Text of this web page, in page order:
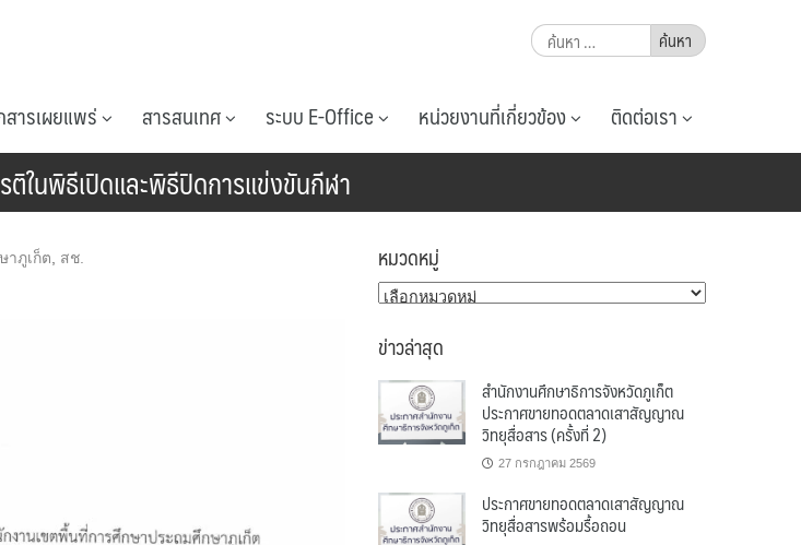
ค้นหา
สำหรับ:
สารเผยแพร่ สารสนเทศ ระบบ E-Office หน่วยงานที่เกี่ยวข้อง ติดต่อเรา
ติในพิธีเปิดและพิธีปิดการแข่งขันกีฬา
าภูเก็ต สช. หมวดหมู่
หมวด
ข่าวล่าสุด
สำนักงานศึกษาธิการจังหวัดภูเก็ต
ประกาศขายทอดตลาดเสาสัญญาณ
วิทยุสื่อสาร (ครั้งที่ 2)
27 กรกฎาคม 2569
ประกาศขายทอดตลาดเสาสัญญาณ
วิทยุสื่อสารพร้อมรื้อถอน